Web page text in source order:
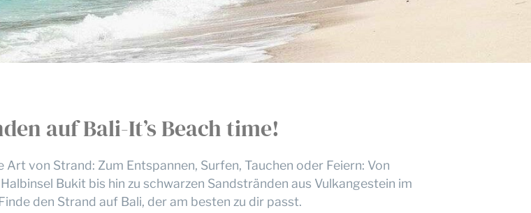
auf Bali-It’s Beach time!
von Strand: Zum Entspannen, Surfen, Tauchen oder Feiern: Von
Bukit bis hin zu schwarzen Sandstränden aus Vulkangestein im
den Strand auf Bali, der am besten zu dir passt.